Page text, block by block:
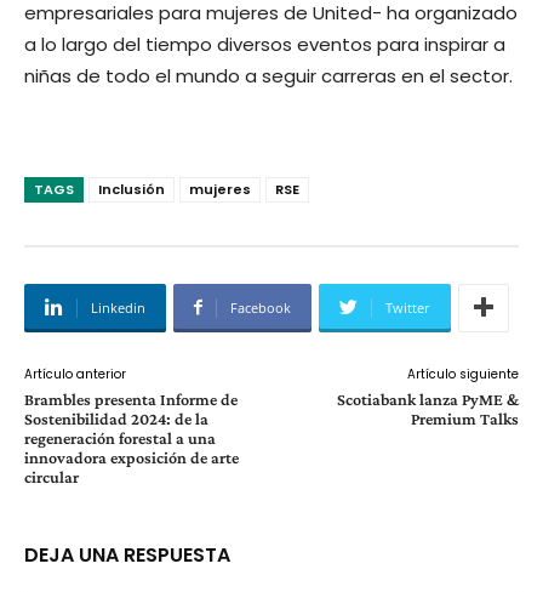
empresariales para mujeres de United- ha organizado
a lo largo del tiempo diversos eventos para inspirar a
niñas de todo el mundo a seguir carreras en el sector.
TAGS Inclusión mujeres RSE
Linkedin Facebook Twitter
Artículo anterior
Brambles presenta Informe de
Sostenibilidad 2024: de la
regeneración forestal a una
innovadora exposición de arte
circular
Artículo siguiente
Scotiabank lanza PyME &
Premium Talks
DEJA UNA RESPUESTA